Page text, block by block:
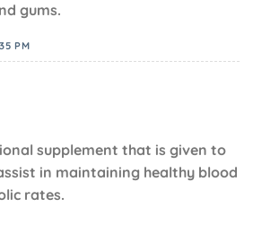
gums.
PM
supplement that is given to
in maintaining healthy blood
rates.